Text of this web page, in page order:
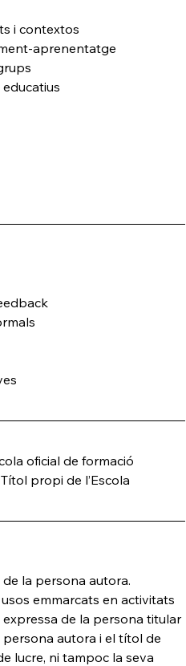
i contextos
aprenentatge
oficial de formació
propi de l’Escola
de la persona autora.
emmarcats en activitats
expressa de la persona titular
persona autora i el títol de
lucre, ni tampoc la seva